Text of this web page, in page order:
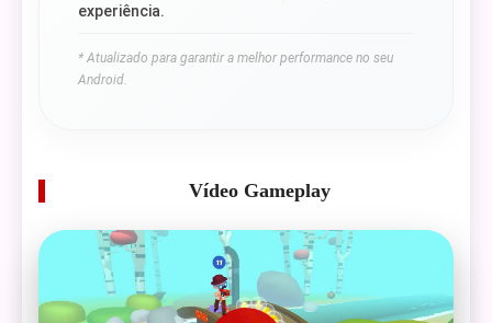
experiência.
* Atualizado para garantir a melhor performance no seu
Android.
Vídeo Gameplay